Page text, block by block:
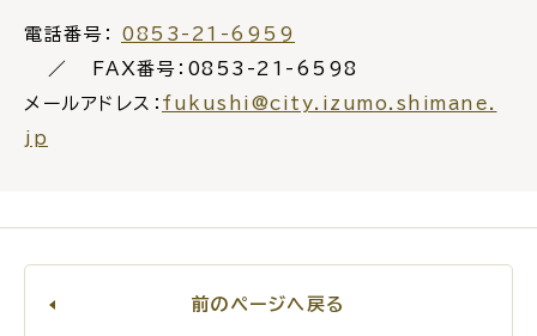
電話番号： 0853-21-6959
FAX番号：0853-21-6598
メールアドレス： fukushi@city.izumo.shimane.
jp
前のページへ戻る